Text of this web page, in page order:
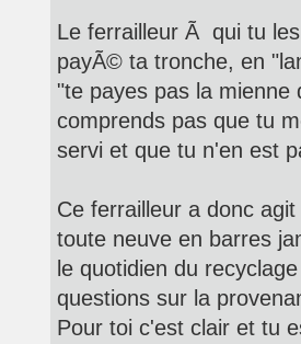
Le ferrailleur Ã qui tu
payÃ© ta tronche, en
"te payes pas la mienne
comprends pas que tu
servi et que tu n'en est
Ce ferrailleur a donc
toute neuve en barres
le quotidien du
questions sur la
Pour toi c'est clair et tu